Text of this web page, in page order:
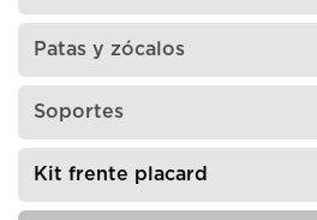
Patas y zócalos
Soportes
Kit frente placard